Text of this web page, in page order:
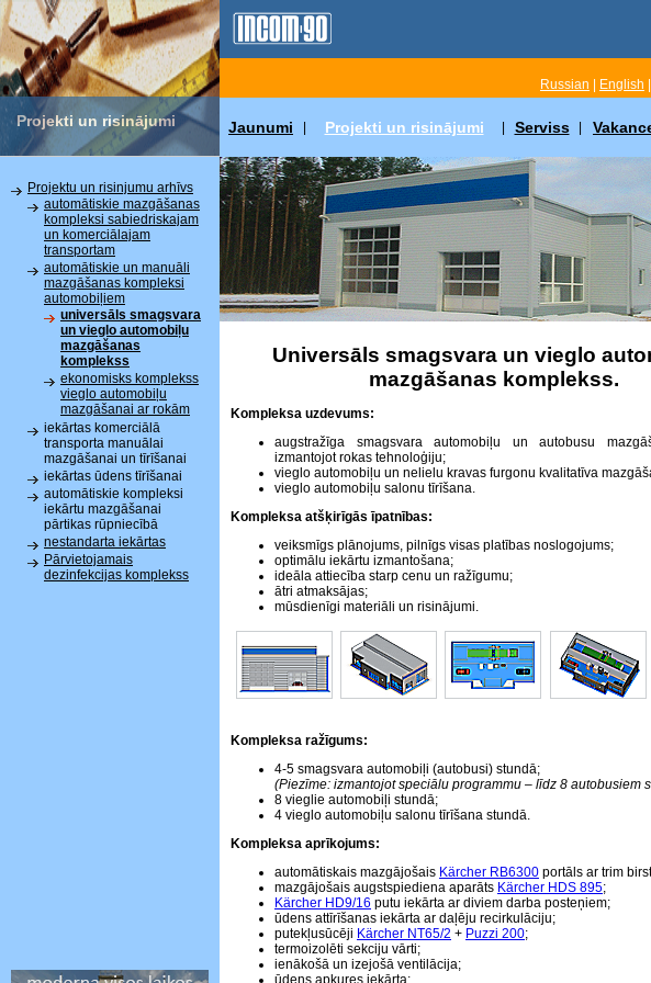
Projekti un risinājumi
Russian English
Jaunumi Projekti un risinājumi Serviss
Projektu un risinjumu arhīvs
automātiskie mazgāšanas
kompleksi sabiedriskajam
un komerciālajam
transportam
automātiskie un manuāli
mazgāšanas kompleksi
automobiļiem
universāls smagsvara
un vieglo automobiļu
mazgāšanas
komplekss
ekonomisks komplekss
vieglo automobiļu
mazgāšanai ar rokām
iekārtas komerciālā
transporta manuālai
mazgāšanai un tīrīšanai
iekārtas ūdens tīrīšanai
automātiskie kompleksi
iekārtu mazgāšanai
pārtikas rūpniecībā
nestandarta iekārtas
Pārvietojamais
dezinfekcijas komplekss
Universāls smagsvara un vieglo
mazgāšanas komplekss.
Kompleksa uzdevums:
augstražīga smagsvara automobiļu un autobusu
izmantojot rokas tehnoloģiju;
vieglo automobiļu un nelielu kravas furgonu kvalitatīva
vieglo automobiļu salonu tīrīšana.
Kompleksa atšķirīgās īpatnības:
veiksmīgs plānojums, pilnīgs visas platības noslogojums;
optimālu iekārtu izmantošana;
ideāla attiecība starp cenu un ražīgumu;
ātri atmaksājas;
mūsdienīgi materiāli un risinājumi.
Kompleksa ražīgums:
4-5 smagsvara automobiļi (autobusi) stundā;
(Piezīme: izmantojot speciālu programmu – līdz 8 autobusiem
8 vieglie automobiļi stundā;
4 vieglo automobiļu salonu tīrīšana stundā.
Kompleksa aprīkojums:
automātiskais mazgājošais Kärcher RB6300 portāls ar trim
mazgājošais augstspiediena aparāts Kärcher HDS 895;
Kärcher HD9/16 putu iekārta ar diviem darba posteņiem;
ūdens attīrīšanas iekārta ar daļēju recirkulāciju;
putekļusūcēji Kärcher NT65/2 + Puzzi 200;
termoizolēti sekciju vārti;
ienākošā un izejošā ventilācija;
ūdens apkures iekārta;